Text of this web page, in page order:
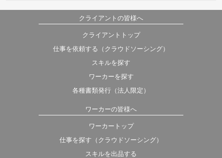
クライアントの皆様へ
クライアントトップ
仕事を依頼する（クラウドソーシング）
スキルを探す
ワーカーを探す
各種書類発行（法人限定）
ワーカーの皆様へ
ワーカートップ
仕事を探す（クラウドソーシング）
スキルを出品する